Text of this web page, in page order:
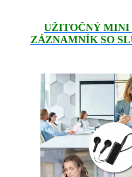
UŽITOČNÝ MINI
ZÁZNAMNÍK SO